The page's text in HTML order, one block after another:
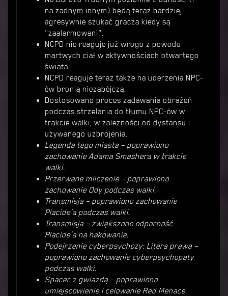
na żadnym innym) będą teraz bardziej
agresywnie szukać gracza kiedy są
"zaalarmowani".
NCPD nie reaguje już wrogo z powodu
martwych ciał w aktywnościach otwartego
świata.
NCPD reaguje teraz także na uderzenia NPC-
ów bronią niezabójczą.
Dostosowano proces zadawania obrażeń
podczas strzelania do tłumu NPC-ów w
trakcie walki, w zależności od dystansu i
używanego uzbrojenia.
Legenda tego miasta – poprawiono
zachowanie Adama Smashera w trakcie
walki.
Przerwane milczenie – poprawiono
zachowanie Ody podczas walki.
Transmisja – poprawiono zachowanie
Placide’a podczas walki.
Transmisja – zwiększono odporność
Placide’a na hakowanie.
Podejrzenie cyberpsychozy: Litera prawa –
poprawiono zachowanie cyberpsychopaty
podczas walki.
Spacer z gwiazdą – poprawiono
umiejscowienie i celowanie Red Menace.